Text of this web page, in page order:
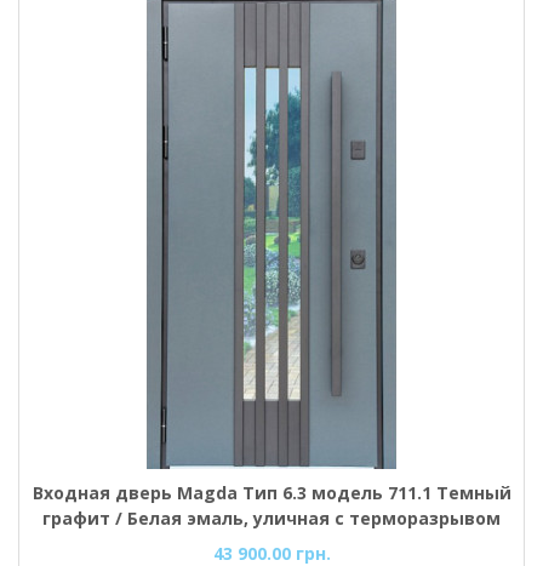
Входная дверь Magda Тип 6.3 модель 711.1 Темный
графит / Белая эмаль, уличная с терморазрывом
43 900.00 грн.